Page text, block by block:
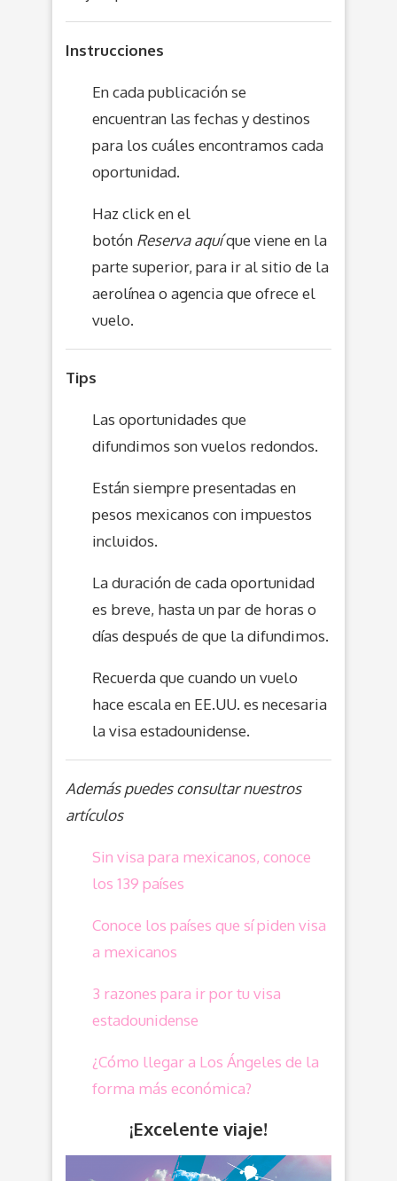
Instrucciones
En cada publicación se
encuentran las fechas y destinos
para los cuáles encontramos cada
oportunidad.
Haz click en el
botón Reserva aquíque viene en la
parte superior, para ir al sitio de la
aerolínea o agencia que ofrece el
vuelo.
Tips
Las oportunidades que
difundimos son vuelos redondos.
Están siempre presentadas en
pesos mexicanos con impuestos
incluidos.
La duración de cada oportunidad
es breve, hasta un par de horas o
días después de que la difundimos.
Recuerda que cuando un vuelo
hace escala en EE.UU. es necesaria
la visa estadounidense.
Además puedes consultar nuestros
artículos
Sin visa para mexicanos, conoce
los 139 países
Conoce los países que sí piden visa
a mexicanos
3 razones para ir por tu visa
estadounidense
¿Cómo llegar a Los Ángeles de la
forma más económica?
¡Excelente viaje!